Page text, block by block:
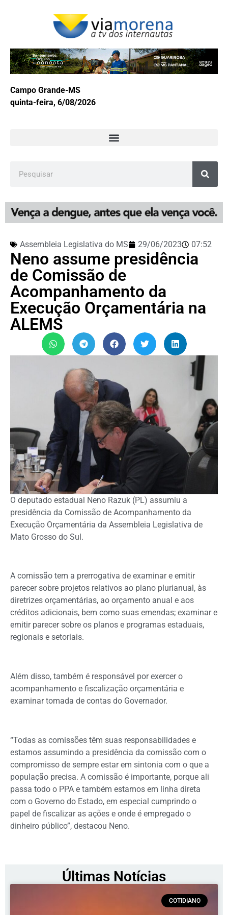
Campo Grande-MS
quinta-feira, 6/08/2026
Assembleia Legislativa do MS 29/06/2023 07:52
Neno assume presidência
de Comissão de
Acompanhamento da
Execução Orçamentária na
ALEMS
O deputado estadual Neno Razuk (PL) assumiu a
presidência da Comissão de Acompanhamento da
Execução Orçamentária da Assembleia Legislativa de
Mato Grosso do Sul.
A comissão tem a prerrogativa de examinar e emitir
parecer sobre projetos relativos ao plano plurianual, às
diretrizes orçamentárias, ao orçamento anual e aos
créditos adicionais, bem como suas emendas; examinar e
emitir parecer sobre os planos e programas estaduais,
regionais e setoriais.
Além disso, também é responsável por exercer o
acompanhamento e fiscalização orçamentária e
examinar tomada de contas do Governador.
“Todas as comissões têm suas responsabilidades e
estamos assumindo a presidência da comissão com o
compromisso de sempre estar em sintonia com o que a
população precisa. A comissão é importante, porque ali
passa todo o PPA e também estamos em linha direta
com o Governo do Estado, em especial cumprindo o
papel de fiscalizar as ações e onde é empregado o
dinheiro público”, destacou Neno.
Últimas Notícias
COTIDIANO